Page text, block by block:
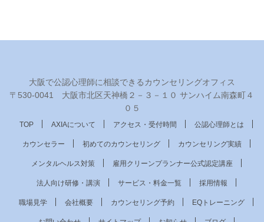
大阪で公認心理師に相談できるカウンセリングオフィス
〒530‐0041 大阪市北区天神橋２－３－１０ サンハイム南森町４
０５
TOP AXIAについて アクセス・受付時間 公認心理師とは
カウンセラー 初めてのカウンセリング カウンセリング実績
メンタルヘルス対策 雇用クリーンプランナー公式認定講座
法人向け研修・講演 サービス・料金一覧 採用情報
職場見学 会社概要 カウンセリング予約 EQトレーニング